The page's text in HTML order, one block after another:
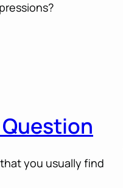
you usually find